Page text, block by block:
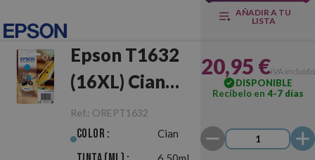
AÑADIR A TU
LISTA
Epson T1632
(16XL) Cian
Original
Ref.: OREPT1632
Color : Cian
20,95 €IVA incluido
DISPONIBLE
Recíbelo en 4-7 días